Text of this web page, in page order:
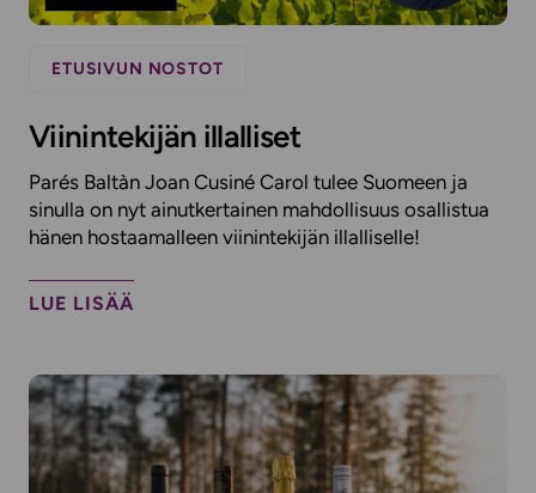
ETUSIVUN NOSTOT
Viinintekijän illalliset
Parés Baltàn Joan Cusiné Carol tulee Suomeen ja
sinulla on nyt ainutkertainen mahdollisuus osallistua
hänen hostaamalleen viinintekijän illalliselle!​
LUE LISÄÄ